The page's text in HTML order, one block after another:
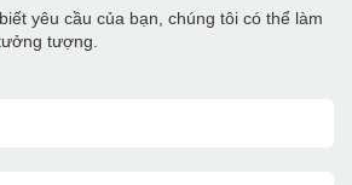
yêu cầu của bạn, chúng tôi có thể làm
tượng.